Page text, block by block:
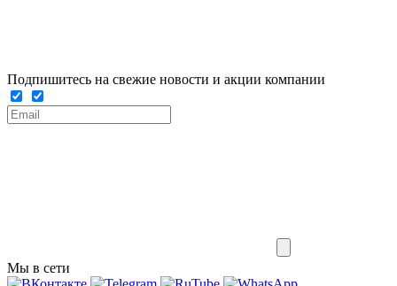
Подпишитесь на свежие новости и акции компании
Мы в сети